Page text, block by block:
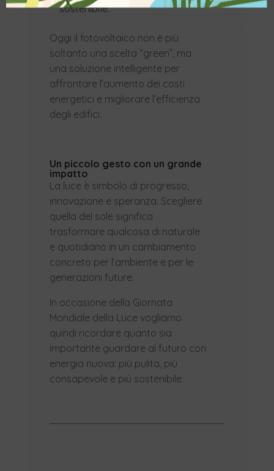
sostenibile.
Oggi il fotovoltaico non è più
soltanto una scelta “green”, ma
una soluzione intelligente per
affrontare l’aumento dei costi
energetici e migliorare l’efficienza
degli edifici.
Un piccolo gesto con un grande
impatto
La luce è simbolo di progresso,
innovazione e speranza. Scegliere
quella del sole significa
trasformare qualcosa di naturale
e quotidiano in un cambiamento
concreto per l’ambiente e per le
generazioni future.
In occasione della Giornata
Mondiale della Luce vogliamo
quindi ricordare quanto sia
importante guardare al futuro con
energia nuova: più pulita, più
consapevole e più sostenibile.